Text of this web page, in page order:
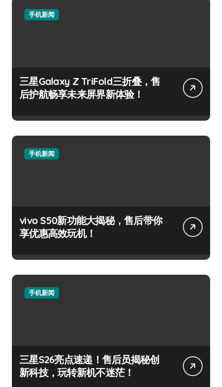
手机新闻
三星Galaxy Z TriFold三折叠，售
后护航畅享未来屏界新体验！
手机新闻
vivo S50新功能大揭秘，售后带你
享优惠高效玩机！
手机新闻
三星S26亮点速递！售后员揭秘创
新科技，玩转新机不迷茫！